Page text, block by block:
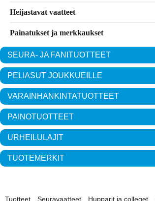
Heijastavat vaatteet
Painatukset ja merkkaukset
SEURA- JA FANITUOTTEET
PELIASUT JOUKKUEILLE
VARAINHANKINTATUOTTEET
PAINOTUOTTEET
URHEILULAJIT
TUOTEMERKIT
Tuotteet Seuravaatteet Hupparit ja colleget